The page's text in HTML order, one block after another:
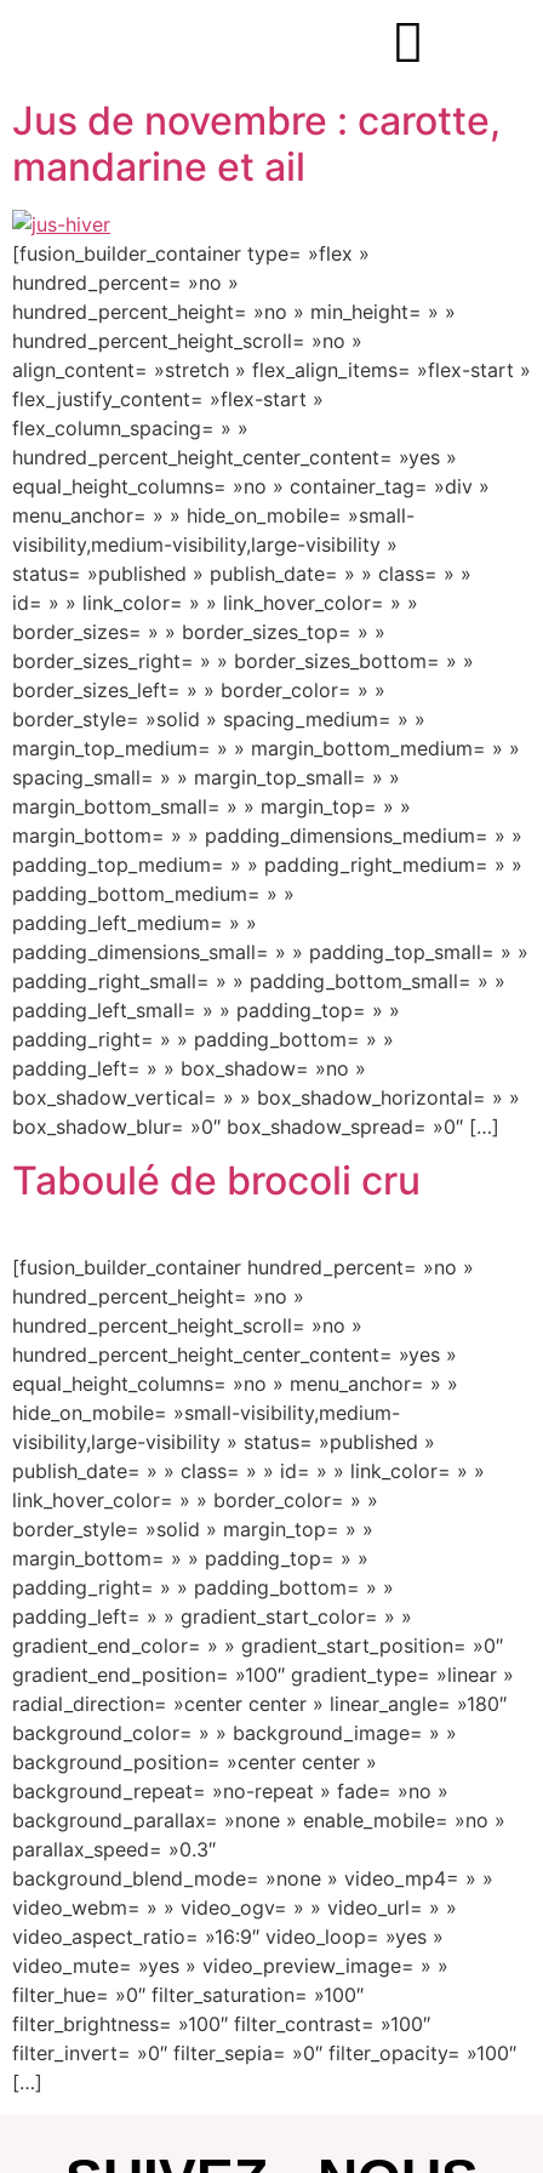
Jus de novembre : carotte,
mandarine et ail
[fusion_builder_container type= »flex »
hundred_percent= »no »
hundred_percent_height= »no » min_height= » »
hundred_percent_height_scroll= »no »
align_content= »stretch » flex_align_items= »flex-start »
flex_justify_content= »flex-start »
flex_column_spacing= » »
hundred_percent_height_center_content= »yes »
equal_height_columns= »no » container_tag= »div »
menu_anchor= » » hide_on_mobile= »small-
visibility,medium-visibility,large-visibility »
status= »published » publish_date= » » class= » »
id= » » link_color= » » link_hover_color= » »
border_sizes= » » border_sizes_top= » »
border_sizes_right= » » border_sizes_bottom= » »
border_sizes_left= » » border_color= » »
border_style= »solid » spacing_medium= » »
margin_top_medium= » » margin_bottom_medium= » »
spacing_small= » » margin_top_small= » »
margin_bottom_small= » » margin_top= » »
margin_bottom= » » padding_dimensions_medium= » »
padding_top_medium= » » padding_right_medium= » »
padding_bottom_medium= » »
padding_left_medium= » »
padding_dimensions_small= » » padding_top_small= » »
padding_right_small= » » padding_bottom_small= » »
padding_left_small= » » padding_top= » »
padding_right= » » padding_bottom= » »
padding_left= » » box_shadow= »no »
box_shadow_vertical= » » box_shadow_horizontal= » »
box_shadow_blur= »0″ box_shadow_spread= »0″ […]
Taboulé de brocoli cru
[fusion_builder_container hundred_percent= »no »
hundred_percent_height= »no »
hundred_percent_height_scroll= »no »
hundred_percent_height_center_content= »yes »
equal_height_columns= »no » menu_anchor= » »
hide_on_mobile= »small-visibility,medium-
visibility,large-visibility » status= »published »
publish_date= » » class= » » id= » » link_color= » »
link_hover_color= » » border_color= » »
border_style= »solid » margin_top= » »
margin_bottom= » » padding_top= » »
padding_right= » » padding_bottom= » »
padding_left= » » gradient_start_color= » »
gradient_end_color= » » gradient_start_position= »0″
gradient_end_position= »100″ gradient_type= »linear »
radial_direction= »center center » linear_angle= »180″
background_color= » » background_image= » »
background_position= »center center »
background_repeat= »no-repeat » fade= »no »
background_parallax= »none » enable_mobile= »no »
parallax_speed= »0.3″
background_blend_mode= »none » video_mp4= » »
video_webm= » » video_ogv= » » video_url= » »
video_aspect_ratio= »16:9″ video_loop= »yes »
video_mute= »yes » video_preview_image= » »
filter_hue= »0″ filter_saturation= »100″
filter_brightness= »100″ filter_contrast= »100″
filter_invert= »0″ filter_sepia= »0″ filter_opacity= »100″
[…]